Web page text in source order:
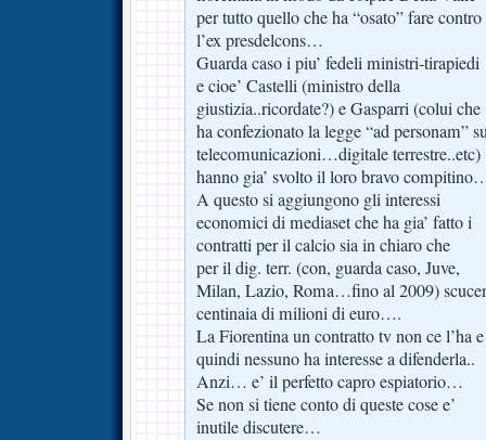
per tutto quello che ha “osato” fare contro
l’ex presdelcons…
Guarda caso i piu’ fedeli ministri-tirapiedi
e cioe’ Castelli (ministro della
giustizia..ricordate?) e Gasparri (colui che
ha confezionato la legge “ad personam”
telecomunicazioni…digitale terrestre..etc)
hanno gia’ svolto il loro bravo
A questo si aggiungono gli interessi
economici di mediaset che ha gia’ fatto i
contratti per il calcio sia in chiaro che
per il dig. terr. (con, guarda caso, Juve,
Milan, Lazio, Roma…fino al 2009)
centinaia di milioni di euro….
La Fiorentina un contratto tv non ce l’ha e
quindi nessuno ha interesse a difenderla..
Anzi… e’ il perfetto capro espiatorio…
Se non si tiene conto di queste cose e’
inutile discutere…